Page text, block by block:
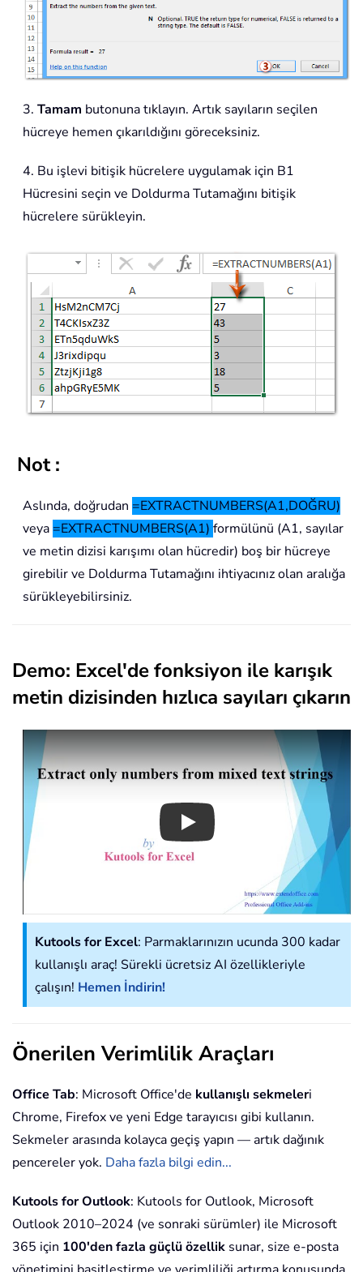
3. Tamam butonuna tıklayın. Artık sayıların seçilen
hücreye hemen çıkarıldığını göreceksiniz.
4. Bu işlevi bitişik hücrelere uygulamak için B1
Hücresini seçin ve Doldurma Tutamağını bitişik
hücrelere sürükleyin.
Not :
Aslında, doğrudan =EXTRACTNUMBERS(A1,DOĞRU)
veya =EXTRACTNUMBERS(A1) formülünü (A1, sayılar
ve metin dizisi karışımı olan hücredir) boş bir hücreye
girebilir ve Doldurma Tutamağını ihtiyacınız olan aralığa
sürükleyebilirsiniz.
Demo: Excel'de fonksiyon ile karışık
metin dizisinden hızlıca sayıları çıkarın
Play
Kutools for Excel: Parmaklarınızın ucunda 300 kadar
kullanışlı araç! Sürekli ücretsiz AI özellikleriyle
çalışın! Hemen İndirin!
Önerilen Verimlilik Araçları
Office Tab: Microsoft Office'de kullanışlı sekmeleri
Chrome, Firefox ve yeni Edge tarayıcısı gibi kullanın.
Sekmeler arasında kolayca geçiş yapın — artık dağınık
pencereler yok. Daha fazla bilgi edin...
Kutools for Outlook: Kutools for Outlook, Microsoft
Outlook 2010–2024 (ve sonraki sürümler) ile Microsoft
365 için 100'den fazla güçlü özellik sunar, size e-posta